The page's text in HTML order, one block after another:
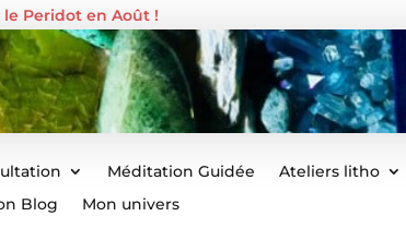
le Peridot en Août !
Méditation Guidée Ateliers litho
Blog Mon univers